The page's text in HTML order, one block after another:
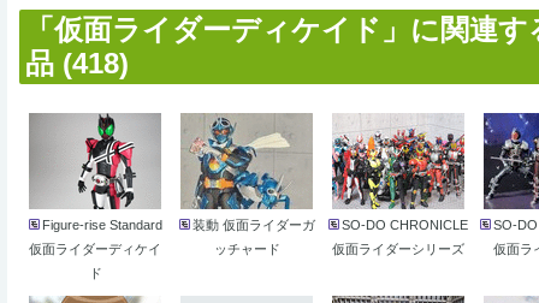
「仮面ライダーディケイド」に関連
品 (418)
Figure-rise Standard
仮面ライダーディケイ
ド
装動 仮面ライダーガ
ッチャード
SO-DO CHRONICLE
仮面ライダーシリーズ
SO-
仮面ラ